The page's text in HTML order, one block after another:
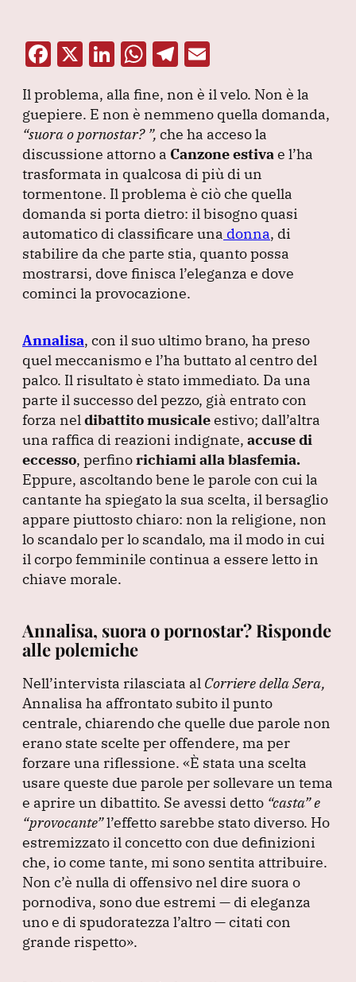
F
c
e
b
o
o
k
X Li
k
e
dI
n
W
at
s
A
p
p
T
e
gr
a
m
ai
l
Il problema, alla fine, non è il velo. Non è la
guepiere. E non è nemmeno quella domanda,
“suora o pornostar? ”, che ha acceso la
discussione attorno a Canzone estiva e l’ha
trasformata in qualcosa di più di un
tormentone. Il problema è ciò che quella
domanda si porta dietro: il bisogno quasi
automatico di classificare una donna, di
stabilire da che parte stia, quanto possa
mostrarsi, dove finisca l’eleganza e dove
cominci la provocazione.
Annalisa, con il suo ultimo brano, ha preso
quel meccanismo e l’ha buttato al centro del
palco. Il risultato è stato immediato. Da una
parte il successo del pezzo, già entrato con
forza nel dibattito musicaleestivo; dall’altra
una raffica di reazioni indignate, accuse di
eccesso, perfinorichiami alla blasfemia.
Eppure, ascoltando bene le parole con cui la
cantante ha spiegato la sua scelta, il bersaglio
appare piuttosto chiaro: non la religione, non
lo scandalo per lo scandalo, ma il modo in cui
il corpo femminile continua a essere letto in
chiave morale.
Annalisa, suora o pornostar? Risponde
alle polemiche
Nell’intervista rilasciata al Corriere della Sera,
Annalisa ha affrontato subito il punto
centrale, chiarendo che quelle due parole non
erano state scelte per offendere, ma per
forzare una riflessione. «È stata una scelta
usare queste due parole per sollevare un tema
e aprire un dibattito. Se avessi detto “casta”e
“provocante”l’effetto sarebbe stato diverso. Ho
estremizzato il concetto con due definizioni
che, io come tante, mi sono sentita attribuire.
Non c’è nulla di offensivo nel dire suora o
pornodiva, sono due estremi — di eleganza
uno e di spudoratezza l’altro — citati con
grande rispetto».